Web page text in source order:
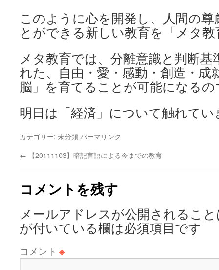
このように心を開発し、人間の
とができる新しい教育を「メタ
メタ教育では、分離意識と判断
れた、自由・愛・感動・創造・成
脳」を育てることが可能になる
明日は「経済」について触れてい
カテゴリー: 未分類 パーマリンク
← 【20111103】暗記言語による今までの教育
コメントを残す
メールアドレスが公開されるこ
が付いている欄は必須項目です
コメント ※